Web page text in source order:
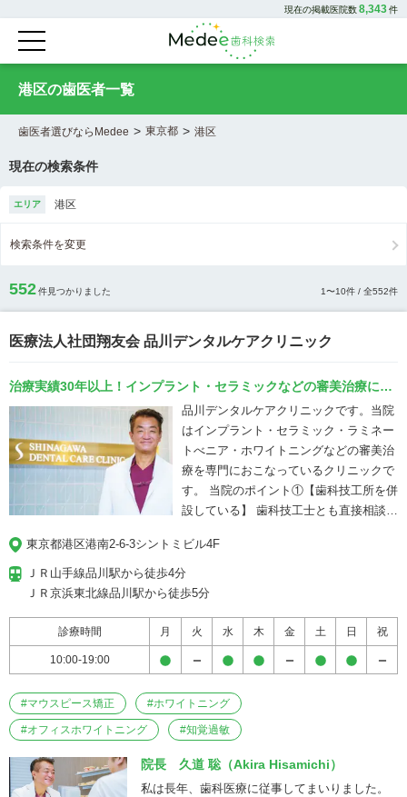
現在の掲載医院数8,343件
港区の歯医者一覧
歯医者選びならMedee > 東京都 > 港区
現在の検索条件
エリア 港区
検索条件を変更
552件見つかりました 1〜10件 / 全552件
医療法人社団翔友会 品川デンタルケアクリニック
東京都港区港南2-6-3シントミビル4F
ＪＲ山手線品川駅から徒歩4分
ＪＲ京浜東北線品川駅から徒歩5分
診療時間 月 火 水 木 金 土 日 祝
10:00-19:00
#マウスピース矯正 #ホワイトニング
#オフィスホワイトニング #知覚過敏
治療実績30年以上！インプラント・セラミックなどの審美治療に特
化した歯科医院
品川デンタルケアクリニックです。当院
はインプラント・セラミック・ラミネー
トべニア・ホワイトニングなどの審美治
療を専門におこなっているクリニックで
す。 当院のポイント①【歯科技工所を併
設している】 歯科技工士とも直接相談が
合は当日中に対応が可能です。 当院のポ
イント②【口腔外科経験のあるドクター
が在籍】 院長は口腔外科での経験を豊富
処置を得意としております。 当院のポイ
ント③【痛みに配慮した治療】 外科的処
置を行う場合、３段階の麻酔を使用して
患者様のご負担が少なくなる工夫をおこ
なっております。ご希望の方には笑気麻
酔もご用意しております。 当院のポイン
入】 歯科用3D・CT（コンピューター断
層撮影）は、X線を利用して口腔内の状
院長 久道 聡（Akira Hisamichi）
私は長年、歯科医療に従事してまいりました。